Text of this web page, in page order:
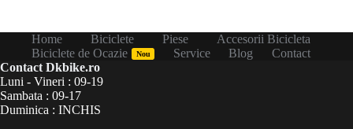
Home Biciclete Piese
Accesorii Bicicleta
Biciclete de Ocazie
Nou Service Blog
Contact
Contact Dkbike.ro
Luni - Vineri : 09-19
Sambata : 09-17
Duminica : INCHIS